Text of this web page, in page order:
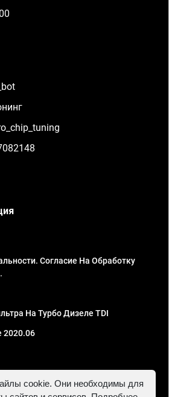
Согласие На Обработку
На Турбо Дизеле TDI
2020.06
ИНН 781302555843,
cookie. Они необходимы для